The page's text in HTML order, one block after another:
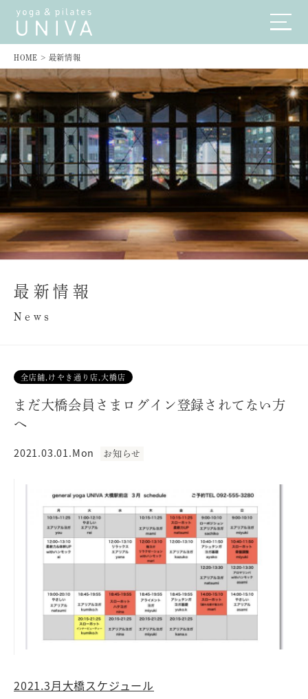
HOME > 最新情報
最新情報
News
全店舗,けやき通り店,大橋店
まだ大橋会員さまログイン登録されてない方
へ
2021.03.01.Mon お知らせ
2021.3月大橋スケジュール